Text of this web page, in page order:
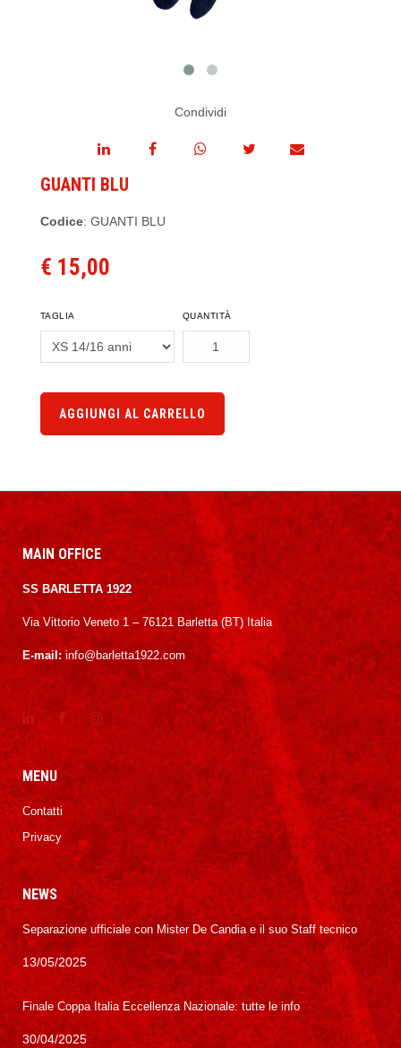
Condividi
GUANTI BLU
Codice: GUANTI BLU
€ 15,00
TAGLIA QUANTITÀ
AGGIUNGI AL CARRELLO
MAIN OFFICE
SS BARLETTA 1922
Via Vittorio Veneto 1 – 76121 Barletta (BT) Italia
E-mail: info@barletta1922.com
MENU
Contatti
Privacy
NEWS
Separazione ufficiale con Mister De Candia e il suo Staff tecnico
13/05/2025
Finale Coppa Italia Eccellenza Nazionale: tutte le info
30/04/2025